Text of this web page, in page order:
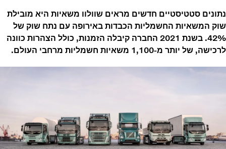
נתונים סטטיסטיים חדשים מראים שוולוו משאיות היא מובילת
שוק המשאיות החשמליות הכבדות באירופה עם נתח שוק של
42%. בשנת 2021 החברה קיבלה הזמנות, כולל הצהרות כוונה
לרכישה, של יותר מ-1,100 משאיות חשמליות מרחבי העולם.